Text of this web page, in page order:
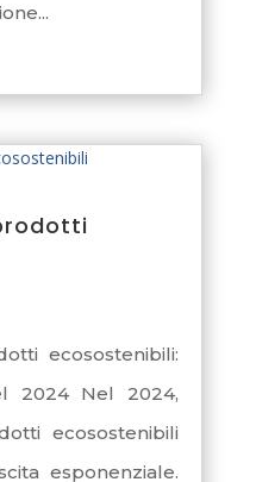
ecosostenibili:
2024 Nel 2024,
ecosostenibili
esponenziale.